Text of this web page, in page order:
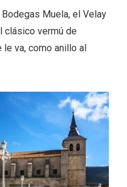
Muela, el Velay
clásico vermú de
va, como anillo al